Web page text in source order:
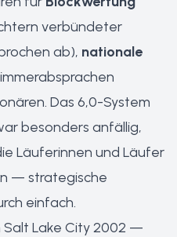
verbündeter
ab), nationale
Das 6,0-System
besonders anfällig,
Läuferinnen und Läufer
— strategische
einfach.
Salt Lake City 2002 —